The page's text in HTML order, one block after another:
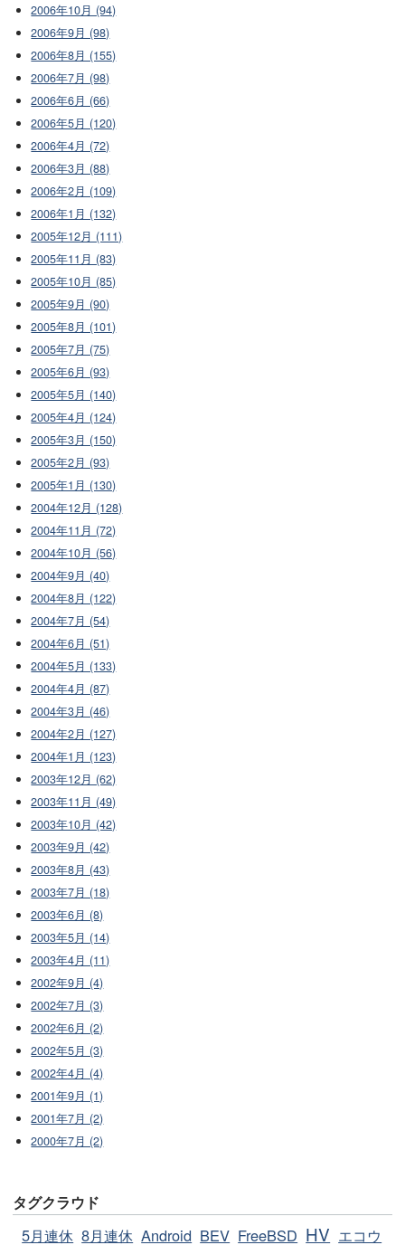
2006年10月 (94)
2006年9月 (98)
2006年8月 (155)
2006年7月 (98)
2006年6月 (66)
2006年5月 (120)
2006年4月 (72)
2006年3月 (88)
2006年2月 (109)
2006年1月 (132)
2005年12月 (111)
2005年11月 (83)
2005年10月 (85)
2005年9月 (90)
2005年8月 (101)
2005年7月 (75)
2005年6月 (93)
2005年5月 (140)
2005年4月 (124)
2005年3月 (150)
2005年2月 (93)
2005年1月 (130)
2004年12月 (128)
2004年11月 (72)
2004年10月 (56)
2004年9月 (40)
2004年8月 (122)
2004年7月 (54)
2004年6月 (51)
2004年5月 (133)
2004年4月 (87)
2004年3月 (46)
2004年2月 (127)
2004年1月 (123)
2003年12月 (62)
2003年11月 (49)
2003年10月 (42)
2003年9月 (42)
2003年8月 (43)
2003年7月 (18)
2003年6月 (8)
2003年5月 (14)
2003年4月 (11)
2002年9月 (4)
2002年7月 (3)
2002年6月 (2)
2002年5月 (3)
2002年4月 (4)
2001年9月 (1)
2001年7月 (2)
2000年7月 (2)
タグクラウド
5月連休 8月連休 Android BEV FreeBSD HV エコウ